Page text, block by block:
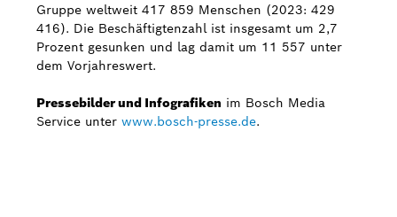
Gruppe weltweit 417 859 Menschen (2023: 429
416). Die Beschäftigtenzahl ist insgesamt um 2,7
Prozent gesunken und lag damit um 11 557 unter
dem Vorjahreswert.
Pressebilder und Infografiken im Bosch Media
Service unter www.bosch-presse.de.